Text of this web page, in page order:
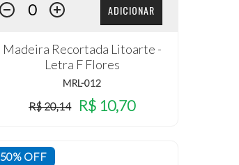
ADICIONAR
Madeira Recortada Litoarte -
Letra F Flores
MRL-012
R$ 20,14 R$ 10,70
50% OFF